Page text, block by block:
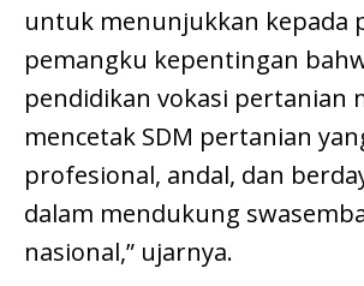
untuk menunjukkan kepada
pemangku kepentingan
pendidikan vokasi pertanian
mencetak SDM pertanian
profesional, andal, dan
dalam mendukung
nasional,” ujarnya.